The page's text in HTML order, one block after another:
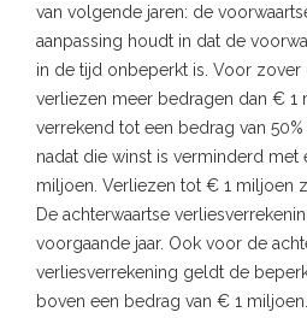
van volgende jaren: de
aanpassing houdt in dat de
in de tijd onbeperkt is. Voor zover
verliezen meer bedragen dan € 1
verrekend tot een bedrag van
nadat die winst is verminderd met
miljoen. Verliezen tot € 1 miljoen
De achterwaartse
voorgaande jaar. Ook voor de
verliesverrekening geldt de
boven een bedrag van € 1